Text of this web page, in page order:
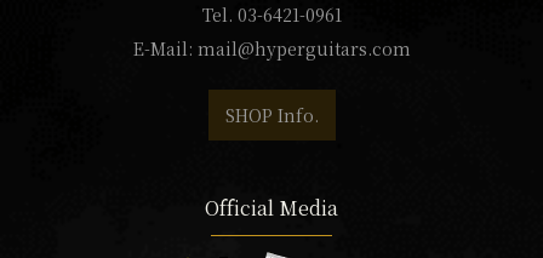
Tel. 03-6421-0961
E-Mail: mail@hyperguitars.com
SHOP Info.
Official Media